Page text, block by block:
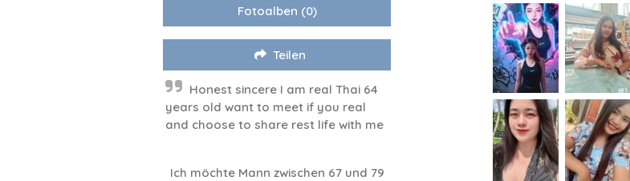
Fotoalben (0)
Teilen
Honest sincere I am real Thai 64
years old want to meet if you real
and choose to share rest life with me
Ich möchte Mann zwischen 67 und 79